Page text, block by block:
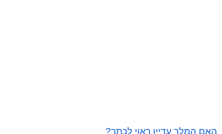
האם המלך עדיין ראוי לכתר?